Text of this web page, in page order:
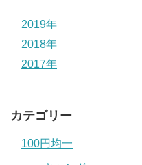
2019年
2018年
2017年
カテゴリー
100円均一